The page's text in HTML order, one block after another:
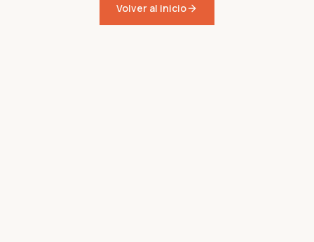
Volver al inicio